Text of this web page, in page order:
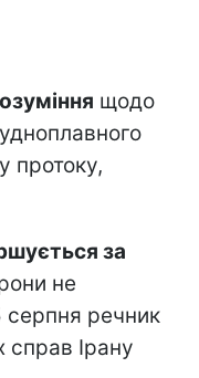
щодо
протоку,
за
не
серпня речник
справ Ірану